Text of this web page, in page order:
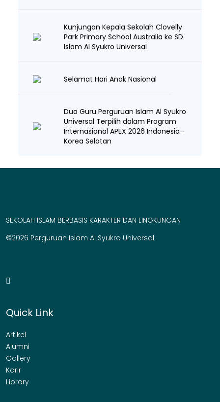
Kunjungan Kepala Sekolah Clovelly
Park Primary School Australia ke SD
Islam Al Syukro Universal
Selamat Hari Anak Nasional
Dua Guru Perguruan Islam Al Syukro
Universal Terpilih dalam Program
Internasional APEX 2026 Indonesia–
Korea Selatan
SEKOLAH ISLAM BERBASIS KARAKTER DAN LINGKUNGAN
©2026 Perguruan Islam Al Syukro Universal
Quick Link
Artikel
Alumni
Gallery
Karir
Library